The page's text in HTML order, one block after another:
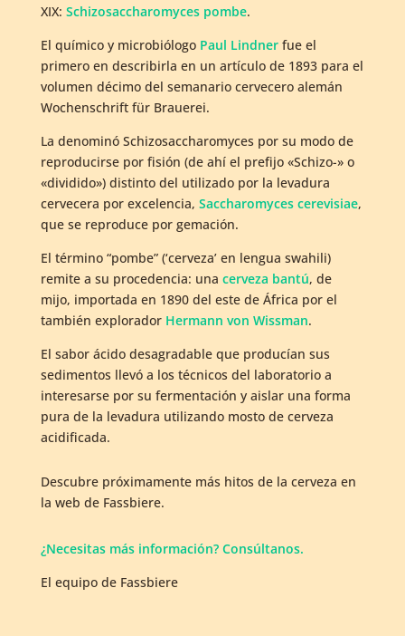
XIX: Schizosaccharomyces pombe.
El químico y microbiólogo Paul Lindner fue el
primero en describirla en un artículo de 1893 para el
volumen décimo del semanario cervecero alemán
Wochenschrift für Brauerei.
La denominó Schizosaccharomyces por su modo de
reproducirse por fisión (de ahí el prefijo «Schizo-» o
«dividido») distinto del utilizado por la levadura
cervecera por excelencia, Saccharomyces cerevisiae,
que se reproduce por gemación.
El término “pombe” (‘cerveza’ en lengua swahili)
remite a su procedencia: una cerveza bantú, de
mijo, importada en 1890 del este de África por el
también explorador Hermann von Wissman.
El sabor ácido desagradable que producían sus
sedimentos llevó a los técnicos del laboratorio a
interesarse por su fermentación y aislar una forma
pura de la levadura utilizando mosto de cerveza
acidificada.
Descubre próximamente más hitos de la cerveza en
la web de Fassbiere.
¿Necesitas más información? Consúltanos.
El equipo de Fassbiere